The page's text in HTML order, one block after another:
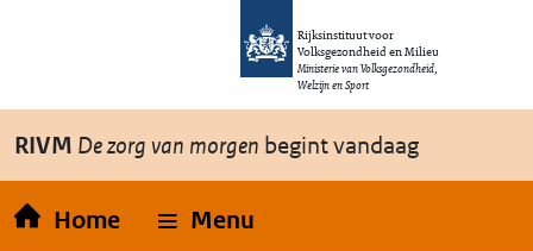
Overslaan en naar de inhoud gaan
Rijksinstituut voor
Volksgezondheid en Milieu
Ministerie van Volksgezondheid,
Welzijn en Sport
RIVM De zorg van morgen begint vandaag
Home Menu